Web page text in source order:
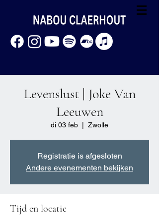
Levenslust | Joke Van
Leeuwen
di 03 feb Zwolle
Registratie is afgesloten
Andere evenementen bekijken
Tijd en locatie